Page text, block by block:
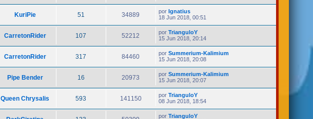
KuriPie 51 34889 por Ignatius
18 Jun 2018, 00:51
CarretonRider 107 52212 por TrianguloY
15 Jun 2018, 20:14
CarretonRider 317 84460 por Summerium-Kalimium
15 Jun 2018, 20:08
Pipe Bender 16 20973 por Summerium-Kalimium
15 Jun 2018, 20:07
Queen Chrysalis 593 141150 por TrianguloY
08 Jun 2018, 18:54
por TrianguloY